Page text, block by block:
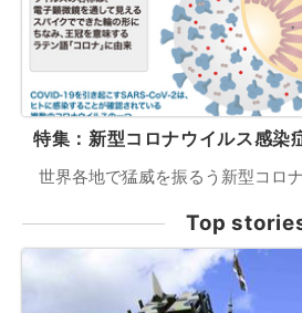
特集：新型コロナウイルス感染
世界各地で猛威を振るう新型コロナ
Top